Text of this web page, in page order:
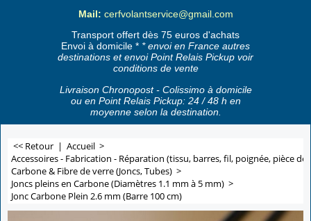
Mail: cerfvolantservice@gmail.com
Transport offert dès 75 euros d'achats
Envoi à domicile * * envoi en France autres
destinations et envoi Point Relais Pickup voir
conditions de vente
Livraison Chronopost - Colissimo à domicile
ou en Point Relais Pickup: 24 / 48 h en
moyenne selon la destination.
<< Retour | Accueil >
Accessoires - Fabrication - Réparation (tissu, barres, fil, poignée, pièce de
Carbone & Fibre de verre (Joncs, Tubes) >
Joncs pleins en Carbone (Diamètres 1.1 mm à 5 mm) >
Jonc Carbone Plein 2.6 mm (Barre 100 cm)